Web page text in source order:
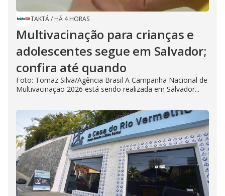
TAKTÁ/ HÁ 4 HORAS
Multivacinação para crianças e
adolescentes segue em Salvador;
confira até quando
Foto: Tomaz Silva/Agência Brasil A Campanha Nacional de
Multivacinação 2026 está sendo realizada em Salvador...